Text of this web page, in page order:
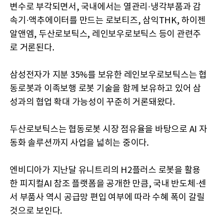
변수로 부각되면서, 국내에서는 열관리·냉각부품과 감
속기·액추에이터를 만드는 로보티즈, 삼익THK, 하이젠
알앤엠, 두산로보틱스, 레인보우로보틱스 등이 관련주
로 거론된다.
삼성전자가 지분 35%를 보유한 레인보우로보틱스는 협
동로봇과 이족보행 로봇 기술을 함께 보유하고 있어 삼
성과의 협업 확대 가능성이 꾸준히 거론돼왔다.
두산로보틱스는 협동로봇 시장 점유율을 바탕으로 AI 자
동화 솔루션까지 사업을 넓히는 중이다.
엔비디아가 지난달 유니트리의 H2플러스 로봇을 활용
한 피지컬AI 참조 플랫폼을 공개한 만큼, 국내 반도체·센
서 부품사 역시 공급망 편입 여부에 따라 수혜 폭이 갈릴
것으로 보인다.